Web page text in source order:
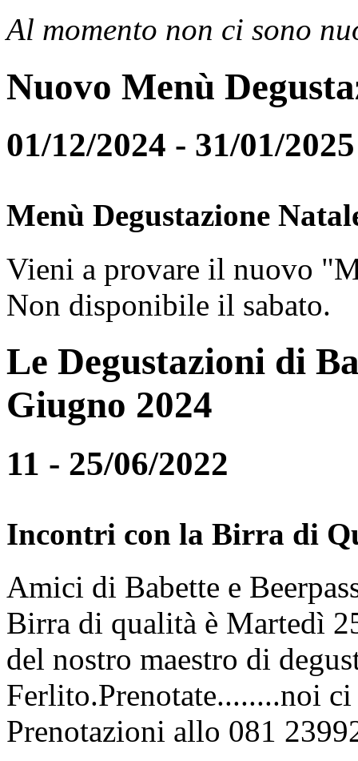
Al momento non ci sono
Nuovo Menù
01/12/2024 - 31/01/2025
Menù Degustazione
Vieni a provare il nuovo
Non disponibile il sabato.
Le Degustazioni di
Giugno 2024
11 - 25/06/2022
Incontri con la Birra di
Amici di Babette e
Birra di qualità è Martedì
del nostro maestro di
Ferlito.Prenotate........noi
Prenotazioni allo 081